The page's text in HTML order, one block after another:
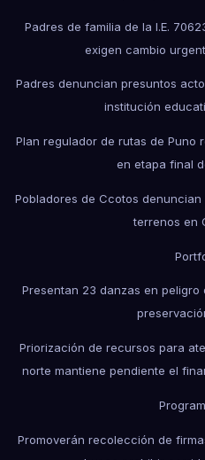
Padres de familia de la I.E.
exigen cambio
Padres denuncian presuntos
institución
Plan regulador de rutas de Puno
en etapa final
Pobladores de Ccotos
terrenos en
Presentan 23 danzas en
Priorización de recursos para
norte mantiene pendiente el
Promoverán recolección de